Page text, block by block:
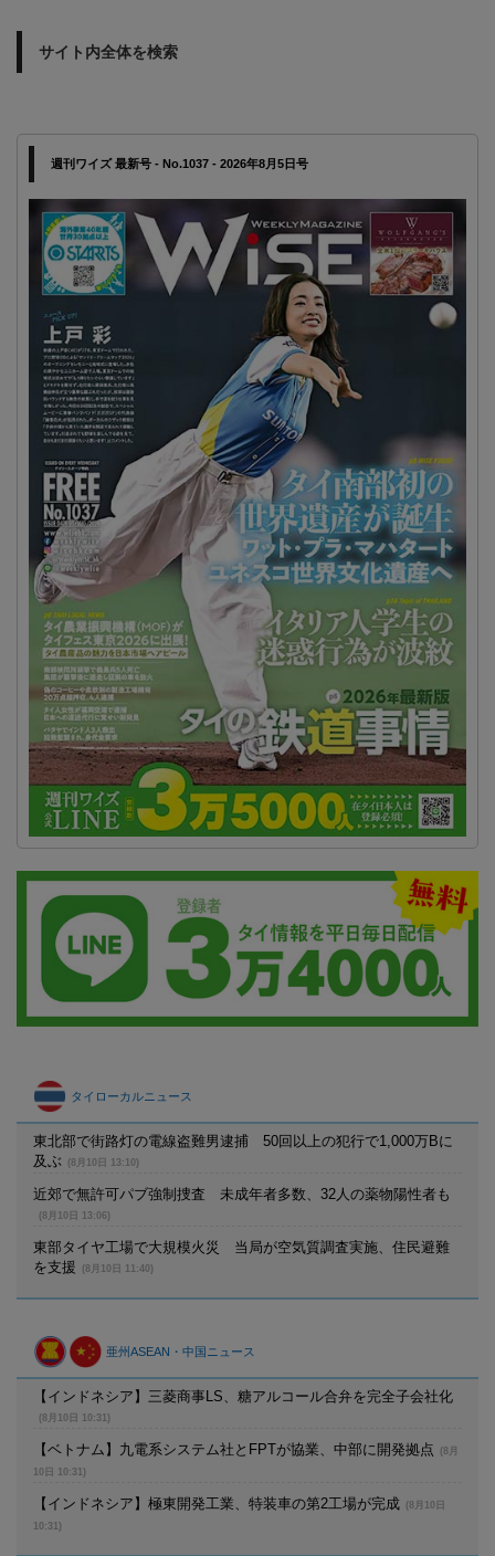
サイト内全体を検索
週刊ワイズ 最新号 - No.1037 - 2026年8月5日号
タイローカルニュース
東北部で街路灯の電線盗難男逮捕 50回以上の犯行で1,000万Bに
及ぶ
(8月10日 13:10)
近郊で無許可パブ強制捜査 未成年者多数、32人の薬物陽性者も
(8月10日 13:06)
東部タイヤ工場で大規模火災 当局が空気質調査実施、住民避難
を支援
(8月10日 11:40)
亜州ASEAN・中国ニュース
【インドネシア】三菱商事LS、糖アルコール合弁を完全子会社化
(8月10日 10:31)
【ベトナム】九電系システム社とFPTが協業、中部に開発拠点
(8月
10日 10:31)
【インドネシア】極東開発工業、特装車の第2工場が完成
(8月10日
10:31)